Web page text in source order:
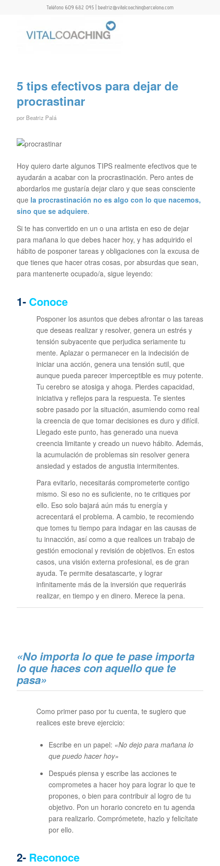
Teléfono 609 682 045 | beatriz@vitalcoachingbarcelona.com
5 tips efectivos para dejar de
procrastinar
por Beatriz Palá
Hoy quiero darte algunos TIPS realmente efectivos que te
ayudarán a acabar con la procrastinación. Pero antes de
abordarlos me gustaría dejar claro y que seas consciente
que la procrastinación no es algo con lo que nacemos,
sino que se adquiere.
Si te has convertido en un o una artista en eso de dejar
para mañana lo que debes hacer hoy, y has adquirido el
hábito de posponer tareas y obligaciones con la excusa de
que tienes que hacer otras cosas, por absurdas que sean,
para mantenerte ocupado/a, sigue leyendo:
1- Conoce
Posponer los asuntos que debes afrontar o las tareas
que deseas realizar y resolver, genera un estrés y
tensión subyacente que perjudica seriamente tu
mente. Aplazar o permanecer en la indecisión de
iniciar una acción, genera una tensión sutil, que
aunque pueda parecer imperceptible es muy potente.
Tu cerebro se atosiga y ahoga. Pierdes capacidad,
iniciativa y reflejos para la respuesta. Te sientes
sobre pasado por la situación, asumiendo como real
la creencia de que tomar decisiones es duro y difícil.
Llegado este punto, has generado una nueva
creencia limitante y creado un nuevo hábito. Además,
la acumulación de problemas sin resolver genera
ansiedad y estados de angustia intermitentes.
Para evitarlo, necesitarás comprometerte contigo
mismo. Si eso no es suficiente, no te critiques por
ello. Eso solo bajará aún más tu energía y
acrecentará el problema. A cambio, te recomiendo
que tomes tu tiempo para indagar en las causas de
tu innacción, así como a que realices un trabajo de
gestión emocional y revisión de objetivos. En estos
casos, una visión externa profesional, es de gran
ayuda. Te permite desatascarte, y lograr
infinitamente más de la inversión que requerirás
realizar, en tiempo y en dinero. Merece la pena.
«No importa lo que te pase importa
lo que haces con aquello que te
pasa»
Como primer paso por tu cuenta, te sugiero que
realices este breve ejercicio:
Escribe en un papel: «No dejo para mañana lo
que puedo hacer hoy»
Después piensa y escribe las acciones te
comprometes a hacer hoy para lograr lo que te
propones, o bien para contribuir al logro de tu
objetivo. Pon un horario concreto en tu agenda
para realizarlo. Comprómetete, hazlo y felicítate
por ello.
2- Reconoce